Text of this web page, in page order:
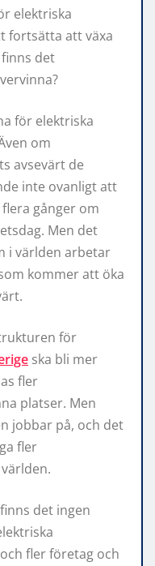
elektriska
fortsätta att växa
det
för elektriska
om
avsevärt de
inte ovanligt att
gånger om
Men det
i världen arbetar
kommer att öka
för
ska bli mer
fler
platser. Men
jobbar på, och det
fler
det ingen
fler företag och